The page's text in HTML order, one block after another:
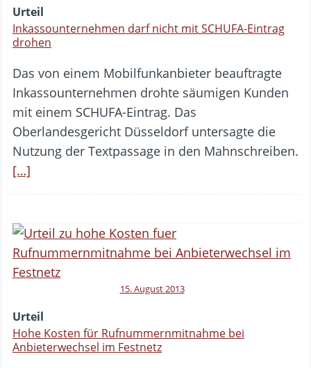
Urteil
Inkassounternehmen darf nicht mit SCHUFA-Eintrag
drohen
Das von einem Mobilfunkanbieter beauftragte
Inkassounternehmen drohte säumigen Kunden
mit einem SCHUFA-Eintrag. Das
Oberlandesgericht Düsseldorf untersagte die
Nutzung der Textpassage in den Mahnschreiben.
[…]
15. August 2013
Urteil
Hohe Kosten für Rufnummernmitnahme bei
Anbieterwechsel im Festnetz